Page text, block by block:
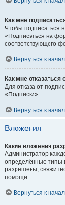
Как мне
Чтобы подписаться
«Подписаться на
соответствующего
Вернуться к
Как мне отказаться
Для отказа от
«Подписки».
Вернуться к
Вложения
Какие вложения
Администратор
определённые типы
разрешены,
помощи.
Вернуться к